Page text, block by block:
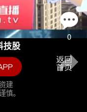
0
技股
建
慎。